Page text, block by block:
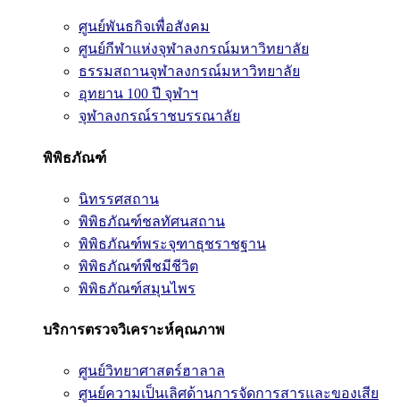
ศูนย์พันธกิจเพื่อสังคม
ศูนย์กีฬาแห่งจุฬาลงกรณ์มหาวิทยาลัย
ธรรมสถานจุฬาลงกรณ์มหาวิทยาลัย
อุทยาน 100 ปี จุฬาฯ
จุฬาลงกรณ์ราชบรรณาลัย
พิพิธภัณฑ์
นิทรรศสถาน
พิพิธภัณฑ์ชลทัศนสถาน
พิพิธภัณฑ์พระจุฑาธุชราชฐาน
พิพิธภัณฑ์พืชมีชีวิต
พิพิธภัณฑ์สมุนไพร
บริการตรวจวิเคราะห์คุณภาพ
ศูนย์วิทยาศาสตร์ฮาลาล
ศูนย์ความเป็นเลิศด้านการจัดการสารและของเสีย